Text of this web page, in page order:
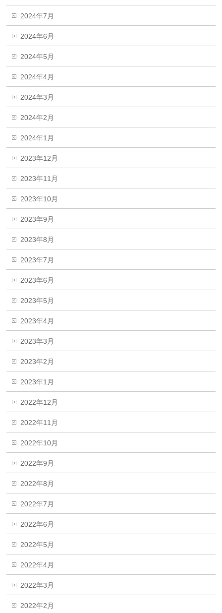
2024年7月
2024年6月
2024年5月
2024年4月
2024年3月
2024年2月
2024年1月
2023年12月
2023年11月
2023年10月
2023年9月
2023年8月
2023年7月
2023年6月
2023年5月
2023年4月
2023年3月
2023年2月
2023年1月
2022年12月
2022年11月
2022年10月
2022年9月
2022年8月
2022年7月
2022年6月
2022年5月
2022年4月
2022年3月
2022年2月